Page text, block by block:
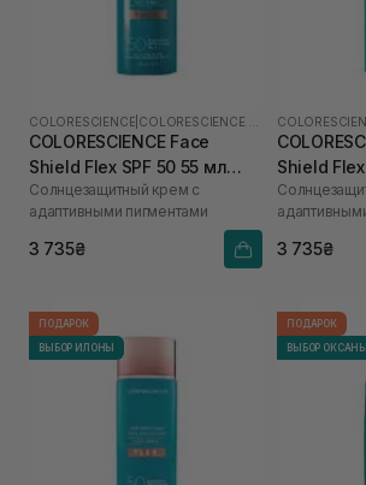
COLORESCIENCE
COLORESCIENCE Face
Shield Flex SPF 50 55 мл
(Light)
Солнцезащитный крем с
адаптивными пигментами
3 735₴
Shield
(Medium)
3 735₴
ПОДАРОК
ВЫБОР ИЛОНЫ
ПОДАРОК
ВЫБОР ОКСАНЫ